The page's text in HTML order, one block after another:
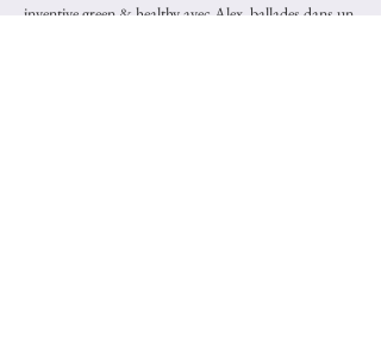
inventive green & healthy avec Alex, ballades dans un